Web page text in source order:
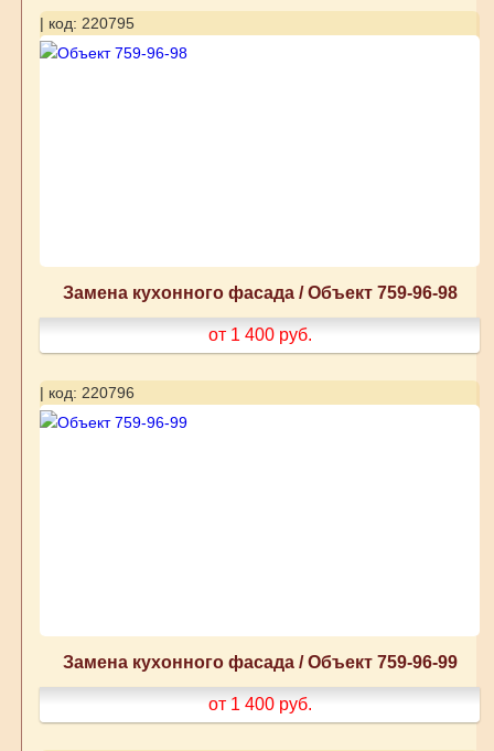
| код: 220795
Замена кухонного фасада / Объект 759-96-98
от 1 400 руб.
| код: 220796
Замена кухонного фасада / Объект 759-96-99
от 1 400 руб.